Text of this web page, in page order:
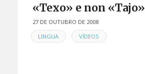
«Texo» e non «Tajo»
27 DE OUTUBRO DE 2008
EN
LINGUA , VÍDEOS